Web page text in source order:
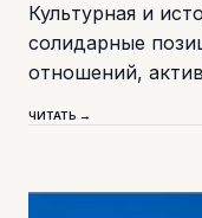
Культурная и
солидарные
отношений,
ЧИТАТЬ →